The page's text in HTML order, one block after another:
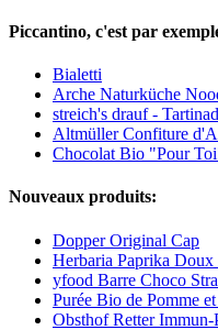
Piccantino, c'est par
Bialetti
Arche Naturküche
streich's drauf -
Altmüller Confiture
Chocolat Bio "Pour
Nouveaux produits:
Dopper Original Cap
Herbaria Paprika
yfood Barre Choco
Purée Bio de Pomme
Obsthof Retter